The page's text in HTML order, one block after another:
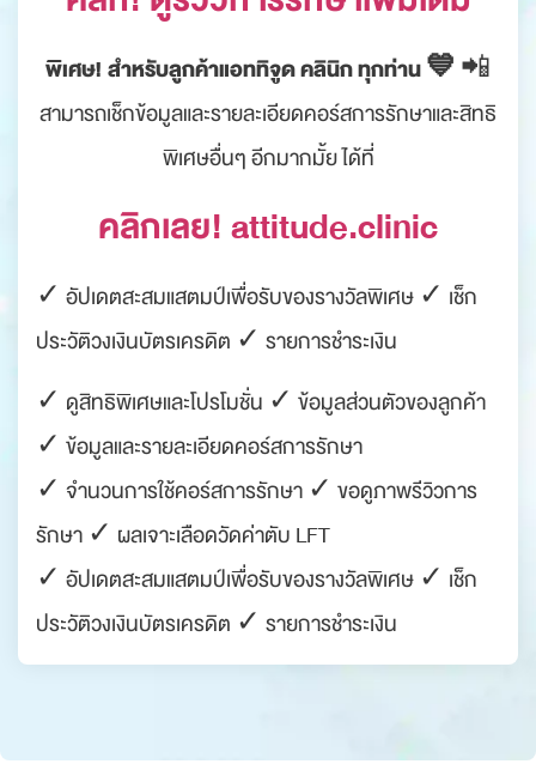
พิเศษ! สำหรับลูกค้าแอททิจูด คลินิก ทุกท่าน 💙 📲
สามารถเช็กข้อมูลและรายละเอียดคอร์สการรักษาและสิทธิ
พิเศษอื่นๆ อีกมากมั้ย ได้ที่
คลิกเลย! attitude.clinic
✓ อัปเดตสะสมแสตมป์เพื่อรับของรางวัลพิเศษ ✓ เช็ก
ประวัติวงเงินบัตรเครดิต ✓ รายการชำระเงิน
✓ ดูสิทธิพิเศษและโปรโมชั่น ✓ ข้อมูลส่วนตัวของลูกค้า
✓ ข้อมูลและรายละเอียดคอร์สการรักษา
✓ จำนวนการใช้คอร์สการรักษา ✓ ขอดูภาพรีวิวการ
รักษา ✓ ผลเจาะเลือดวัดค่าตับ LFT
✓ อัปเดตสะสมแสตมป์เพื่อรับของรางวัลพิเศษ ✓ เช็ก
ประวัติวงเงินบัตรเครดิต ✓ รายการชำระเงิน